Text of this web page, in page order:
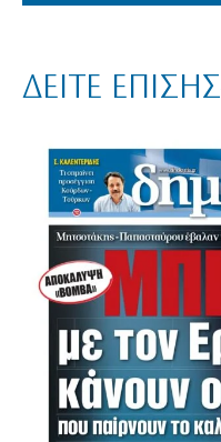
ΔΕΙΤΕ ΕΠΙΣΗΣ